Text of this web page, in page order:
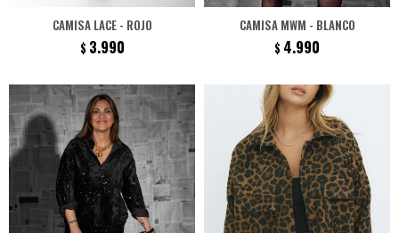
CAMISA LACE - ROJO
$ 3.990
CAMISA MWM - BLANCO
$ 4.990